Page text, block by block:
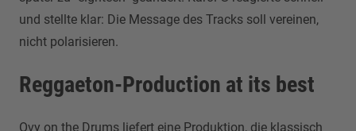
und stellte klar: Die Message des Tracks soll vereinen,
nicht polarisieren.
Reggaeton-Production at its best
Ovy on the Drums liefert eine Produktion, die klassisch